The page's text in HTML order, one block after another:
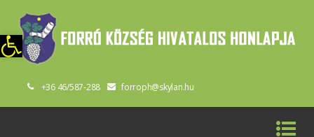
Eszköztár megnyitása
+36 46/587-288 forroph@skylan.hu